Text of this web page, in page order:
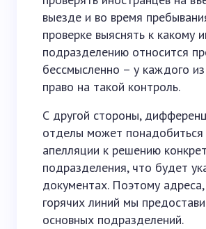
выезде и во время
проверке выяснять к какому
подразделению относится
бессмысленно – у каждого
право на такой контроль.
С другой стороны,
отделы может понадобиться
апелляции к решению
подразделения, что будет
документах. Поэтому
горячих линий мы
основных подразделений.